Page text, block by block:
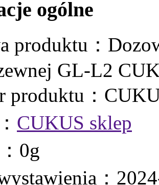
ogólne
produktu：
GL-L2
produktu：
CUKUS sklep
0g
：